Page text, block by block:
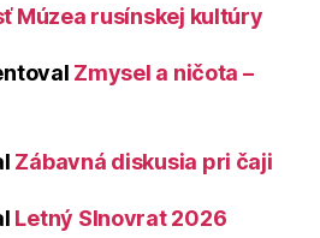
Múzea rusínskej kultúry
Zmysel a ničota –
Zábavná diskusia pri čaji
Letný Slnovrat 2026